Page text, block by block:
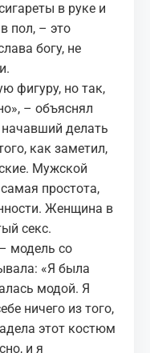
в руке и
пол, – это
богу, не
фигуру, но так,
– объяснял
делать
как заметил,
Мужской
простота,
Женщина в
секс.
модель со
«Я была
модой. Я
ничего из того,
этот костюм
и я